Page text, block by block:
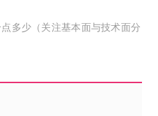
多少（关注基本面与技术面分